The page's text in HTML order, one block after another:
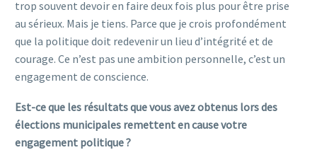
trop souvent devoir en faire deux fois plus pour être prise
au sérieux. Mais je tiens. Parce que je crois profondément
que la politique doit redevenir un lieu d’intégrité et de
courage. Ce n’est pas une ambition personnelle, c’est un
engagement de conscience.
Est-ce que les résultats que vous avez obtenus lors des
élections municipales remettent en cause votre
engagement politique ?